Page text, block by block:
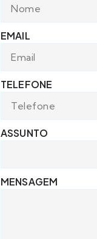
EMAIL
TELEFONE
ASSUNTO
MENSAGEM